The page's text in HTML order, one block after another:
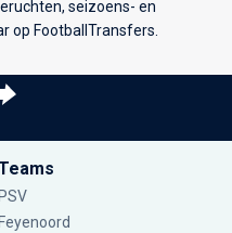
seizoens- en
op FootballTransfers.
PSV
Feyenoord